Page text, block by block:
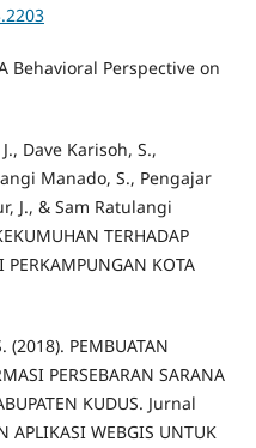
Behavioral Perspective on
Dave Karisoh, S.,
Manado, S., Pengajar
J., & Sam Ratulangi
TERHADAP
PERKAMPUNGAN KOTA
PEMBUATAN
PERSEBARAN SARANA
KUDUS. Jurnal
APLIKASI WEBGIS UNTUK